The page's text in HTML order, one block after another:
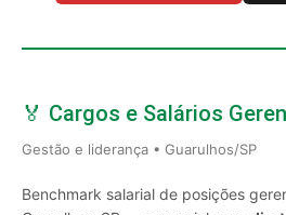
🏅 Cargos e Salários
Gestão e liderança • Guarulhos/SP
Benchmark salarial de posições